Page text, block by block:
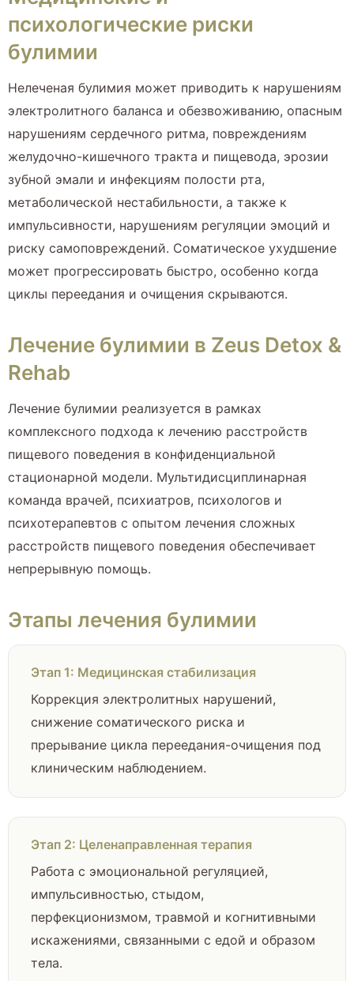
психологические риски
булимии
Нелеченая булимия может приводить к нарушениям
электролитного баланса и обезвоживанию, опасным
нарушениям сердечного ритма, повреждениям
желудочно-кишечного тракта и пищевода, эрозии
зубной эмали и инфекциям полости рта,
метаболической нестабильности, а также к
импульсивности, нарушениям регуляции эмоций и
риску самоповреждений. Соматическое ухудшение
может прогрессировать быстро, особенно когда
циклы переедания и очищения скрываются.
Лечение булимии в Zeus Detox &
Rehab
Лечение булимии реализуется в рамках
комплексного подхода к лечению расстройств
пищевого поведения в конфиденциальной
стационарной модели. Мультидисциплинарная
команда врачей, психиатров, психологов и
психотерапевтов с опытом лечения сложных
расстройств пищевого поведения обеспечивает
непрерывную помощь.
Этапы лечения булимии
Этап 1: Медицинская стабилизация
Коррекция электролитных нарушений,
снижение соматического риска и
прерывание цикла переедания-очищения под
клиническим наблюдением.
Этап 2: Целенаправленная терапия
Работа с эмоциональной регуляцией,
импульсивностью, стыдом,
перфекционизмом, травмой и когнитивными
искажениями, связанными с едой и образом
тела.